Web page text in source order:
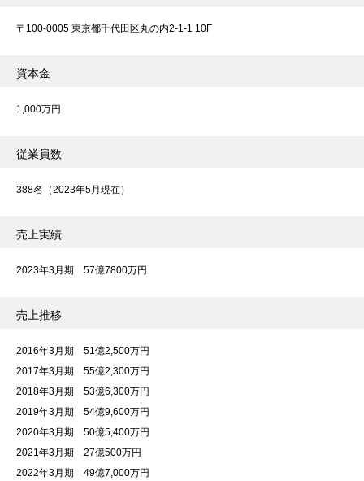
〒100-0005 東京都千代田区丸の内2-1-1 10F
資本金
1,000万円
従業員数
388名（2023年5月現在）
売上実績
2023年3月期 57億7800万円
売上推移
2016年3月期 51億2,500万円
2017年3月期 55億2,300万円
2018年3月期 53億6,300万円
2019年3月期 54億9,600万円
2020年3月期 50億5,400万円
2021年3月期 27億500万円
2022年3月期 49億7,000万円